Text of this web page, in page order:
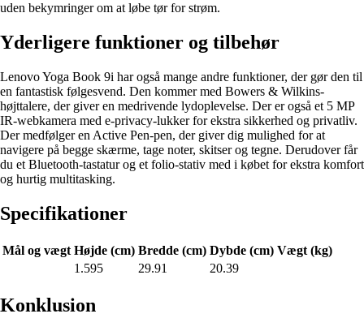
uden bekymringer om at løbe tør for strøm.
Yderligere funktioner og tilbehør
Lenovo Yoga Book 9i har også mange andre funktioner, der gør den til
en fantastisk følgesvend. Den kommer med Bowers & Wilkins-
højttalere, der giver en medrivende lydoplevelse. Der er også et 5 MP
IR-webkamera med e-privacy-lukker for ekstra sikkerhed og privatliv.
Der medfølger en Active Pen-pen, der giver dig mulighed for at
navigere på begge skærme, tage noter, skitser og tegne. Derudover får
du et Bluetooth-tastatur og et folio-stativ med i købet for ekstra komfort
og hurtig multitasking.
Specifikationer
Mål og vægt Højde (cm) Bredde (cm) Dybde (cm) Vægt (kg)
1.595
29.91 20.39
Konklusion